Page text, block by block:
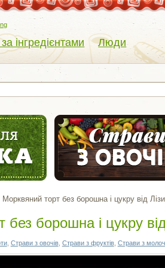
інгредієнтами Люди
Морквяний торт без борошна і цукру від Лізи
борошна і цукру від
, Страви з овочів, Страви з фруктів, Страви з